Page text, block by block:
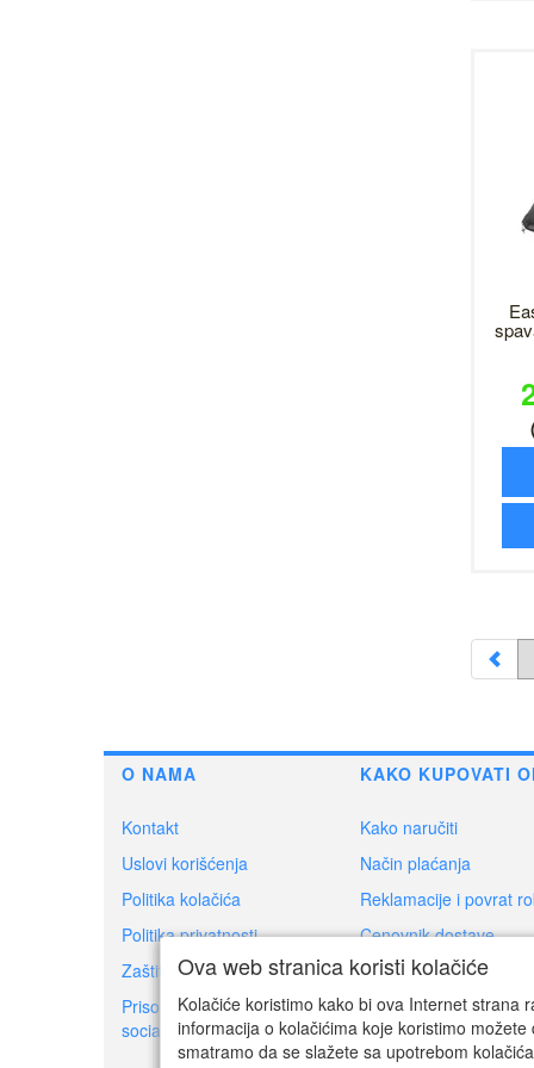
O NAMA KAKO KUPOVATI
Kontakt
Uslovi korišćenja
Politika kolačića
Politika privatnosti
Zaštita potrošača
Prisoner's Dilemma -
social game
Kako naručiti
Način plaćanja
Reklamacije i povrat
Cenovnik dostave
Dokumenti za povrat
Ovlašćeni servisi
Ova web stranica koristi kolačiće
Kolačiće koristimo kako bi ova Internet strana
informacija o kolačićima koje koristimo
smatramo da se slažete sa upotrebom